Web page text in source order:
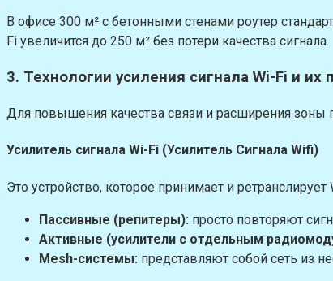
В офисе 300 м² с бетонными стенами роутер
Fi увеличится до 250 м² без потери качества сигнала.
3. Технологии усиления сигнала Wi-Fi и их
Для повышения качества связи и расширения зоны
Усилитель сигнала Wi-Fi (Усилитель Сигнала Wifi)
Это устройство, которое принимает и
Пассивные (репитеры): просто повторяют
Активные (усилители с отдельным
Mesh-системы: представляют собой сеть из